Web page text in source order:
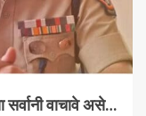
सर्वानी वाचावे असे…